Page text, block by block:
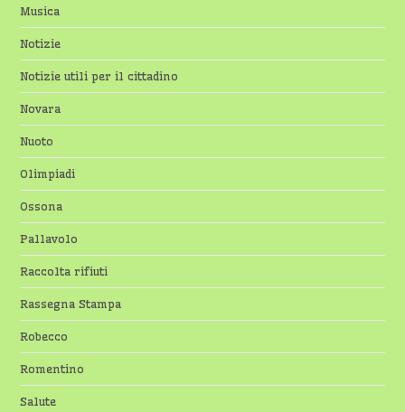
Musica
Notizie
Notizie utili per il cittadino
Novara
Nuoto
Olimpiadi
Ossona
Pallavolo
Raccolta rifiuti
Rassegna Stampa
Robecco
Romentino
Salute